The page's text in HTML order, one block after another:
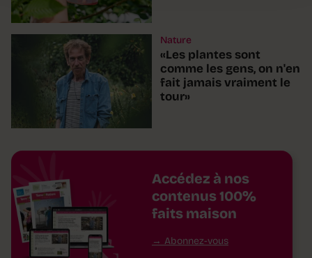
Nature
«Les plantes sont
comme les gens, on n'en
fait jamais vraiment le
tour»
Accédez à nos
contenus 100%
faits maison
Abonnez-vous